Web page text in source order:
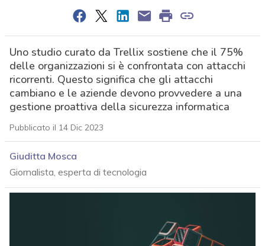
Uno studio curato da Trellix sostiene che il 75%
delle organizzazioni si è confrontata con attacchi
ricorrenti. Questo significa che gli attacchi
cambiano e le aziende devono provvedere a una
gestione proattiva della sicurezza informatica
Pubblicato il 14 Dic 2023
Giuditta Mosca
Giornalista, esperta di tecnologia